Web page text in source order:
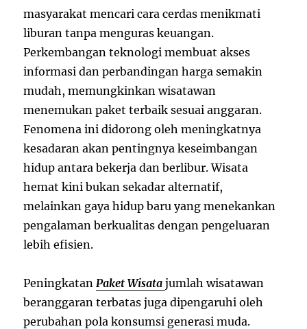
masyarakat mencari cara cerdas menikmati
liburan tanpa menguras keuangan.
Perkembangan teknologi membuat akses
informasi dan perbandingan harga semakin
mudah, memungkinkan wisatawan
menemukan paket terbaik sesuai anggaran.
Fenomena ini didorong oleh meningkatnya
kesadaran akan pentingnya keseimbangan
hidup antara bekerja dan berlibur. Wisata
hemat kini bukan sekadar alternatif,
melainkan gaya hidup baru yang menekankan
pengalaman berkualitas dengan pengeluaran
lebih efisien.
Peningkatan Paket Wisatajumlah wisatawan
beranggaran terbatas juga dipengaruhi oleh
perubahan pola konsumsi generasi muda.